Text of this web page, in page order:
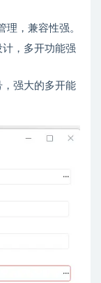
理，兼容性强。
计，多开功能强
，强大的多开能